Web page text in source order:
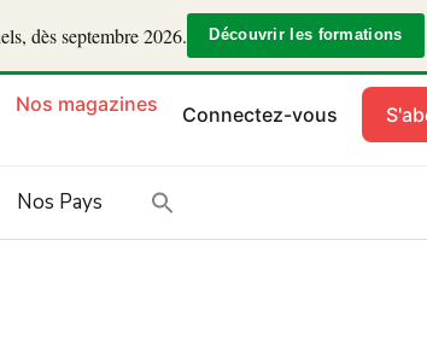
dès septembre 2026. Découvrir les formations
Nos magazines Connectez-vous
Nos Pays